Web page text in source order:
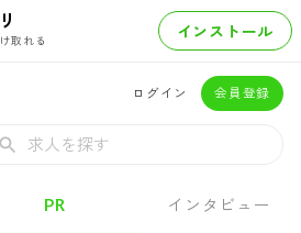
取れる インストール
ログイン 会員登録
求人を探す
PR インタビュー